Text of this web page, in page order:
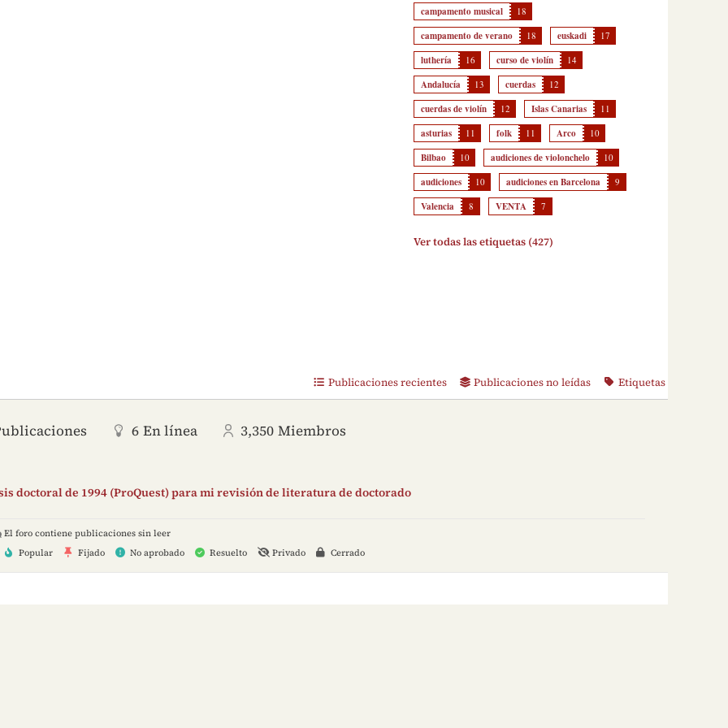
campamento musical 18
campamento de verano 18 euskadi 17
luthería 16 curso de violín 14
Andalucía 13 cuerdas 12
cuerdas de violín 12 Islas Canarias 11
asturias 11 folk 11 Arco 10
Bilbao 10 audiciones de violonchelo 10
audiciones 10 audiciones en Barcelona 9
Valencia 8 VENTA 7
Ver todas las etiquetas (427)
Publicaciones recientes Publicaciones no leídas Etiquetas
6 En línea 3,350 Miembros
doctoral de 1994 (ProQuest) para mi revisión de literatura de doctorado
El foro contiene publicaciones sin leer
Popular Fijado No aprobado Resuelto Privado Cerrado